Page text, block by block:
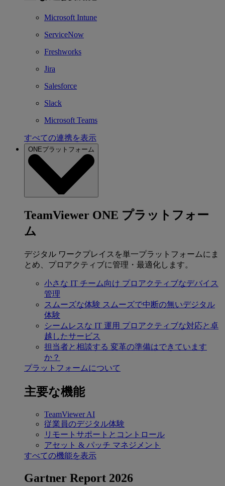
Microsoft Intune
ServiceNow
Freshworks
Jira
Salesforce
Slack
Microsoft Teams
すべての連携を表示
ONEプラットフォーム
TeamViewer ONE プラットフォー
ム
デジタル ワークプレイスを単一プラットフォームにま
とめ、プロアクティブに管理・最適化します。
小さな IT チーム向け プロアクティブなデバイス
管理
スムーズな体験 スムーズで中断の無いデジタル
体験
シームレスな IT 運用 プロアクティブな対応と卓
越したサービス
担当者と相談する 変革の準備はできています
か？
プラットフォームについて
主要な機能
TeamViewer AI
従業員のデジタル体験
リモートサポートとコントロール
アセット & パッチ マネジメント
すべての機能を表示
Gartner Report 2026